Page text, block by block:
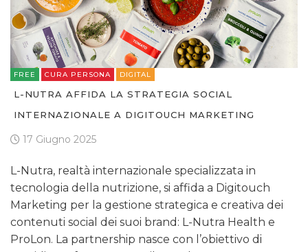
FREE CURA PERSONA DIGITAL
L-NUTRA AFFIDA LA STRATEGIA SOCIAL
INTERNAZIONALE A DIGITOUCH MARKETING
17 Giugno 2025
L-Nutra, realtà internazionale specializzata in
tecnologia della nutrizione, si affida a Digitouch
Marketing per la gestione strategica e creativa dei
contenuti social dei suoi brand: L-Nutra Health e
ProLon. La partnership nasce con l’obiettivo di